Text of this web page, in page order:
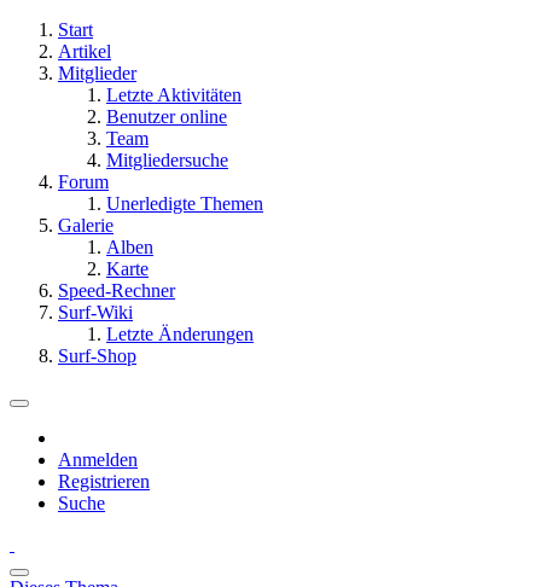
Start
Artikel
Mitglieder
Letzte Aktivitäten
Benutzer online
Team
Mitgliedersuche
Forum
Unerledigte Themen
Galerie
Alben
Karte
Speed-Rechner
Surf-Wiki
Letzte Änderungen
Surf-Shop
Anmelden
Registrieren
Suche